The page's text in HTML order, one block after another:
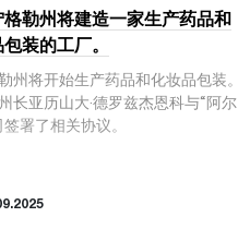
勒州将建造一家生产药品和
装的工厂。
州将开始生产药品和化妆品包装。
长亚历山大·德罗兹杰恩科与“阿尔
签署了相关协议。